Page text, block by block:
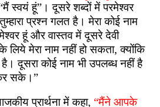
स्वयं हूं”। दूसरे शब्दों में परमेश्वर
प्रश्न गलत है। मेरा कोई नाम
हूं और वास्तव में दूसरे देवी
मेरा नाम नहीं हो सकता, क्योंकि
दूसरा कोई नाम भी उपलब्ध नहीं है
कर सके।”
प्रार्थना में कहा, “मैंने आपके